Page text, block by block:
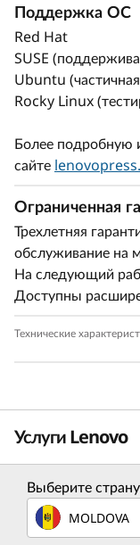
Поддержка ОС
Red Hat
SUSE
Ubuntu
Rocky Linux
Более подробную
сайте
Ограниченная
Трехлетняя
обслуживание на
На следующий
Доступны
Технические
Услуги Lenovo
Услуги по
Разработайте
Выберите
MOLDOVA